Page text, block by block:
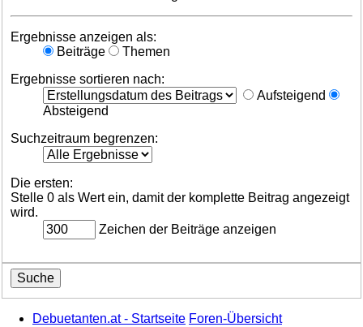
Ergebnisse anzeigen als:
Beiträge
Themen
Ergebnisse sortieren nach:
Aufsteigend
Absteigend
Suchzeitraum begrenzen:
Die ersten:
Stelle 0 als Wert ein, damit der komplette Beitrag angezeigt
wird.
Zeichen der Beiträge anzeigen
Debuetanten.at - Startseite Foren-Übersicht